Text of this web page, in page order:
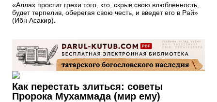
«Аллах простит грехи того, кто, скрыв свою влюбленность,
будет терпелив, оберегая свою честь, и введет его в Рай»
(Ибн Асакир).
Как перестать злиться: советы
Пророка Мухаммада (мир ему)